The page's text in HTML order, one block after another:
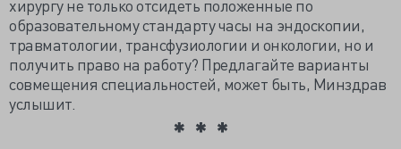
хирургу не только отсидеть положенные по
образовательному стандарту часы на эндоскопии,
травматологии, трансфузиологии и онкологии, но и
получить право на работу? Предлагайте варианты
совмещения специальностей, может быть, Минздрав
услышит.